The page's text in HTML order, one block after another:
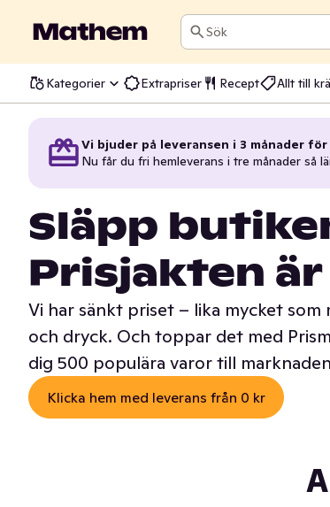
Sök
Kategorier Extrapriser Recept Allt till
Vi bjuder på leveransen i 3 månader
Nu får du fri hemleverans i tre månader så
Släpp
Prisjakten är
Vi har sänkt priset – lika mycket som
och dryck. Och toppar det med
dig 500 populära varor till
Klicka hem med leverans från 0 kr